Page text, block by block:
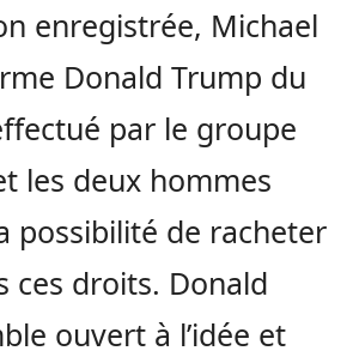
enregistrée, Michael
Donald Trump du
par le groupe
les deux hommes
possibilité de racheter
ces droits. Donald
ouvert à l’idée et